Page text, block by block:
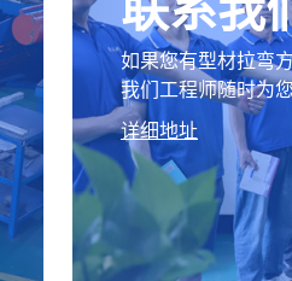
如果您有型材拉弯
我们工程师随时为您
详细地址